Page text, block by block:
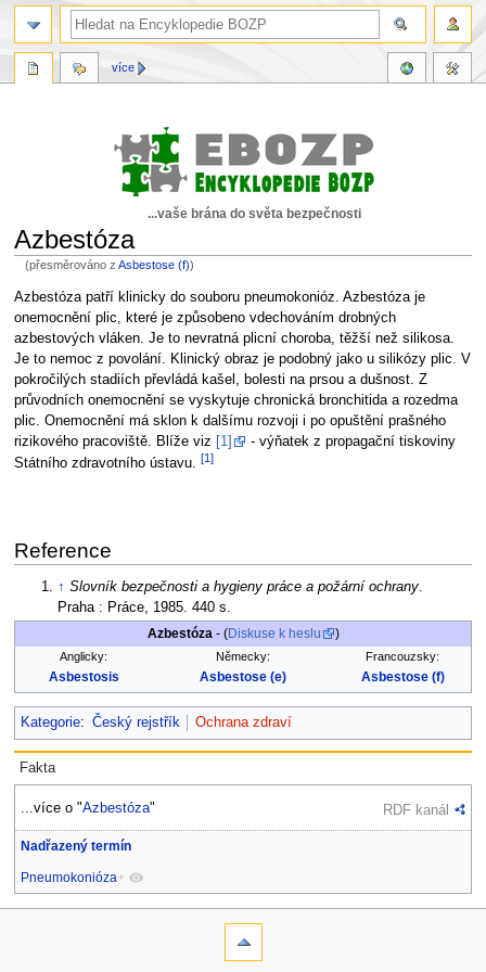
...vaše brána do světa bezpečnosti
Azbestóza
(přesměrováno zAsbestose (f))
Skočit
na
navigaci
Skočit
na
vyhledávání
Azbestóza patří klinicky do souboru pneumokonióz. Azbestóza je
onemocnění plic, které je způsobeno vdechováním drobných
azbestových vláken. Je to nevratná plicní choroba, těžší než silikosa.
Je to nemoc z povolání. Klinický obraz je podobný jako u silikózy plic. V
pokročilých stadiích převládá kašel, bolesti na prsou a dušnost. Z
průvodních onemocnění se vyskytuje chronická bronchitida a rozedma
plic. Onemocnění má sklon k dalšímu rozvoji i po opuštění prašného
rizikového pracoviště. Blíže viz
[1]
- výňatek z propagační tiskoviny
Státního zdravotního ústavu. [1]
Reference
↑ Slovník bezpečnosti a hygieny práce a požární ochrany.
Praha : Práce, 1985. 440 s.
Azbestóza - (Diskuse k heslu )
Anglicky: Německy: Francouzsky:
Asbestosis Asbestose (e) Asbestose (f)
Kategorie: Český rejstřík Ochrana zdraví
Fakta
...více o "Azbestóza" RDF kanál
Nadřazený termín
Pneumokonióza+
více